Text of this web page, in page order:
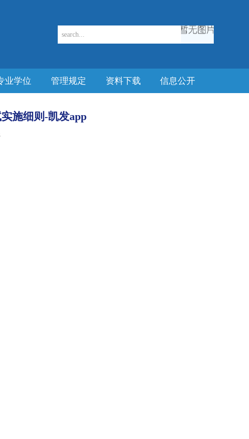
业学位 管理规定 资料下载 信息公开
施细则-凯发app